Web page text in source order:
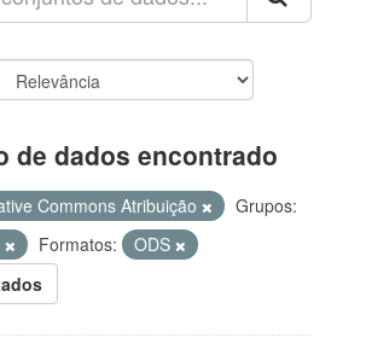
de dados encontrado
Commons Atribuição
Grupos:
Formatos:
ODS